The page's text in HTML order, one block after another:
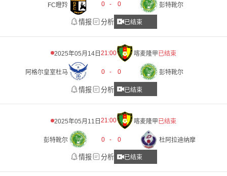
FC瞪羚 0 - 0 彭特靴尔
情报 分析 已结束
2025年05月14日 21:00 喀麦隆甲已结束
阿格尔皇室杜马 0 - 0 彭特靴尔
情报 分析 已结束
2025年05月11日 21:00 喀麦隆甲已结束
彭特靴尔 0 - 0 杜阿拉迪纳摩
情报 分析 已结束